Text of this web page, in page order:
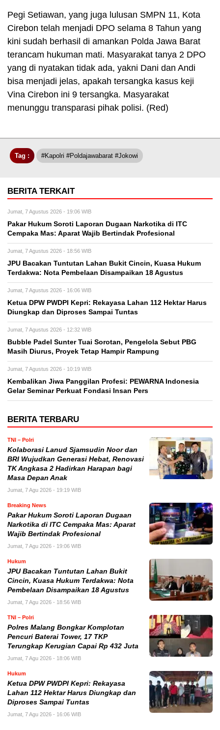
Pegi Setiawan, yang juga lulusan SMPN 11, Kota
Cirebon telah menjadi DPO selama 8 Tahun yang
kini sudah berhasil di amankan Polda Jawa Barat
terancam hukuman mati. Masyarakat tanya 2 DPO
yang di nyatakan tidak ada, yakni Dani dan Andi
bisa menjadi jelas, apakah tersangka kasus keji
Vina Cirebon ini 9 tersangka. Masyarakat
menunggu transparasi pihak polisi. (Red)
Tag : #kapolri #poldajawabarat #jokowi
BERITA TERKAIT
Jumat, 7 Agustus 2026 - 19:06 WIB
Pakar Hukum Soroti Laporan Dugaan Narkotika di ITC
Cempaka Mas: Aparat Wajib Bertindak Profesional
Jumat, 7 Agustus 2026 - 18:56 WIB
JPU Bacakan Tuntutan Lahan Bukit Cincin, Kuasa Hukum
Terdakwa: Nota Pembelaan Disampaikan 18 Agustus
Jumat, 7 Agustus 2026 - 16:06 WIB
Ketua DPW PWDPI Kepri: Rekayasa Lahan 112 Hektar Harus
Diungkap dan Diproses Sampai Tuntas
Jumat, 7 Agustus 2026 - 12:32 WIB
Bubble Padel Sunter Tuai Sorotan, Pengelola Sebut PBG
Masih Diurus, Proyek Tetap Hampir Rampung
Jumat, 7 Agustus 2026 - 10:19 WIB
Kembalikan Jiwa Panggilan Profesi: PEWARNA Indonesia
Gelar Seminar Perkuat Fondasi Insan Pers
BERITA TERBARU
TNI – Polri
Kolaborasi Lanud Sjamsudin Noor dan
BRI Wujudkan Generasi Hebat, Renovasi
TK Angkasa 2 Hadirkan Harapan bagi
Masa Depan Anak
Jumat, 7 Agu 2026 - 19:19 WIB
Breaking News
Pakar Hukum Soroti Laporan Dugaan
Narkotika di ITC Cempaka Mas: Aparat
Wajib Bertindak Profesional
Jumat, 7 Agu 2026 - 19:06 WIB
Hukum
JPU Bacakan Tuntutan Lahan Bukit
Cincin, Kuasa Hukum Terdakwa: Nota
Pembelaan Disampaikan 18 Agustus
Jumat, 7 Agu 2026 - 18:56 WIB
TNI – Polri
Polres Malang Bongkar Komplotan
Pencuri Baterai Tower, 17 TKP
Terungkap Kerugian Capai Rp 432 Juta
Jumat, 7 Agu 2026 - 18:06 WIB
Hukum
Ketua DPW PWDPI Kepri: Rekayasa
Lahan 112 Hektar Harus Diungkap dan
Diproses Sampai Tuntas
Jumat, 7 Agu 2026 - 16:06 WIB